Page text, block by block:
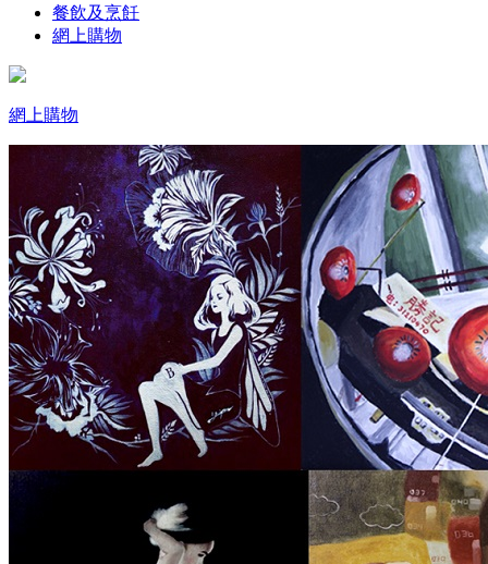
餐飲及烹飪
網上購物
網上購物